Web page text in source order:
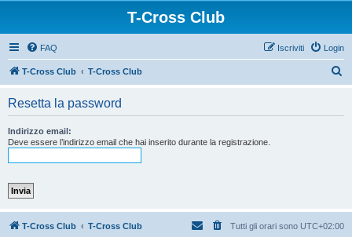
T-Cross Club
FAQ Login
Iscriviti
T-Cross Club T-Cross Club
Resetta la password
Indirizzo email:
Deve essere l’indirizzo email che hai inserito durante la registrazione.
T-Cross Club T-Cross Club Tutti gli orari sono UTC+02:00